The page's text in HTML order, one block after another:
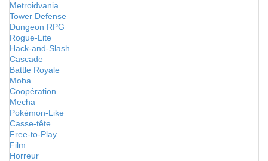
Metroidvania
Tower Defense
Dungeon RPG
Rogue-Lite
Hack-and-Slash
Cascade
Battle Royale
Moba
Coopération
Mecha
Pokémon-Like
Casse-tête
Free-to-Play
Film
Horreur